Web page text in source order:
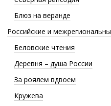
Блюз на веранде
Российские и
Беловские чтения
Деревня – душа России
За роялем вдвоем
Кружева